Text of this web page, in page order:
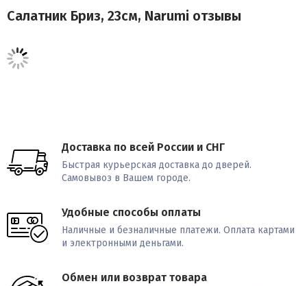
Салатник Бриз, 23см, Narumi отзывы
Доставка по всей России и СНГ
Быстрая курьерская доставка до дверей.
Самовывоз в Вашем городе.
Удобные способы оплаты
Наличные и безналичные платежи. Оплата картами
и электронными деньгами.
Обмен или возврат товара